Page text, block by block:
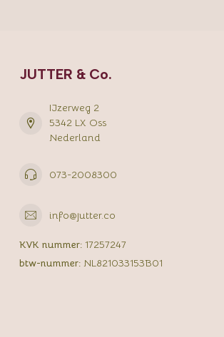
JUTTER & Co.
IJzerweg 2
5342 LX Oss
Nederland
073-2008300
info@jutter.co
KVK nummer: 17257247
btw-nummer: NL821033153B01